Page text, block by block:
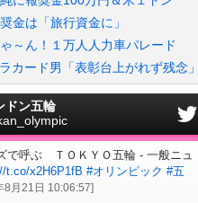
金は「旅行資金に」
～ん！１万人人力車パレード
カード男「表彰台上がれず残念」
ドン五輪
で呼ぶ ＴＯＫＹＯ五輪 - 一般ニュ
t.co/x2H6P1fB #オリンピック #五
8月21日 10:06:57]